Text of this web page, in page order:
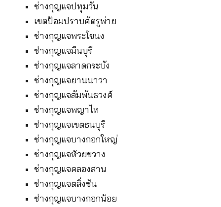
ช่างกุญแจปทุมวัน
เขตป้อมปราบศัตรูพ่าย
ช่างกุญแจพระโขนง
ช่างกุญแจมีนบุรี
ช่างกุญแจลาดกระบัง
ช่างกุญแจยานนาวา
ช่างกุญแจสัมพันธวงศ์
ช่างกุญแจพญาไท
ช่างกุญแจเขตธนบุรี
ช่างกุญแจบางกอกใหญ่
ช่างกุญแจห้วยขวาง
ช่างกุญแจคลองสาน
ช่างกุญแจตลิ่งชัน
ช่างกุญแจบางกอกน้อย